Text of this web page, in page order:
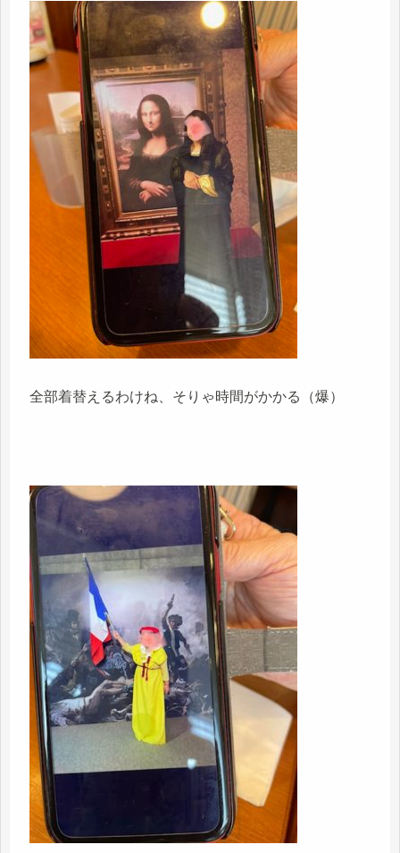
全部着替えるわけね、そりゃ時間がかかる（爆）